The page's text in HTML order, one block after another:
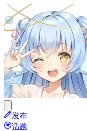
发布
话题